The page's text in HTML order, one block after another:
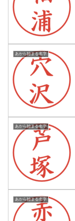
あから始まる名字
あから始まる名字
あから始まる名字